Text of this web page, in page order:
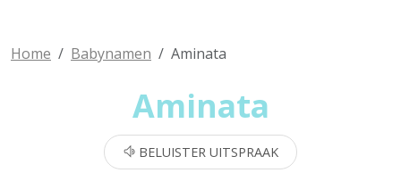
Home Babynamen Aminata
Aminata
BELUISTER UITSPRAAK